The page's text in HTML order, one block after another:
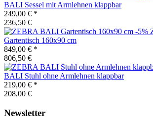
BALI Sessel mit Armlehnen klappbar
249,00 € *
236,50 €
-5%
Gartentisch 160x90 cm
849,00 € *
806,50 €
BALI Stuhl ohne Armlehnen klappbar
219,00 € *
208,00 €
Newsletter